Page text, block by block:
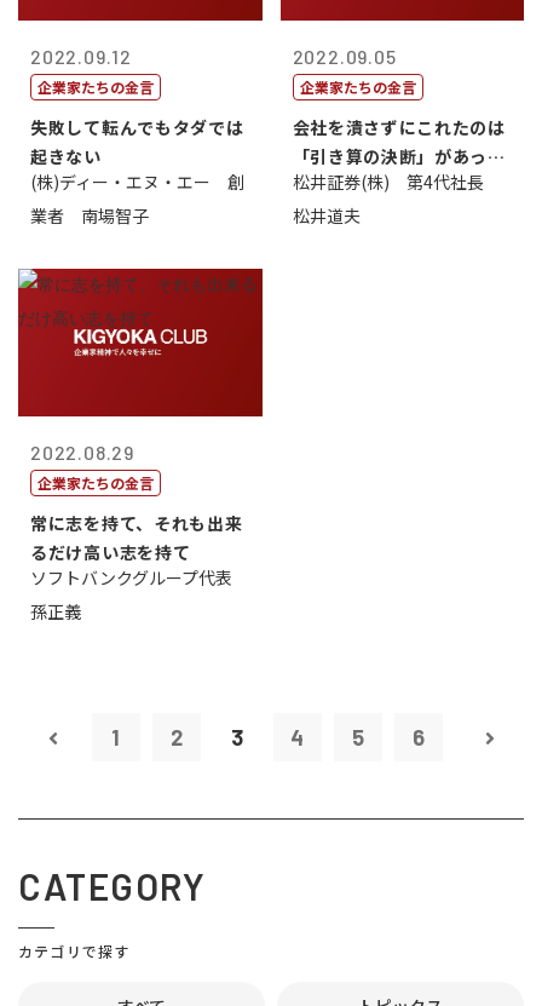
2022.09.12
企業家たちの金言
失敗して転んでもタダでは
起きない
(株)ディー・エヌ・エー 創
業者 南場智子
2022.09.05
企業家たちの金言
会社を潰さずにこれたのは
「引き算の決断」があった
から
松井証券(株) 第4代社長
松井道夫
2022.08.29
企業家たちの金言
常に志を持て、それも出来
るだけ高い志を持て
ソフトバンクグループ代表
孫正義
1 2 3 4 5 6
CATEGORY
カテゴリで探す